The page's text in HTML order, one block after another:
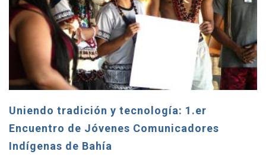
Uniendo tradición y tecnología: 1.er
Encuentro de Jóvenes Comunicadores
Indígenas de Bahía